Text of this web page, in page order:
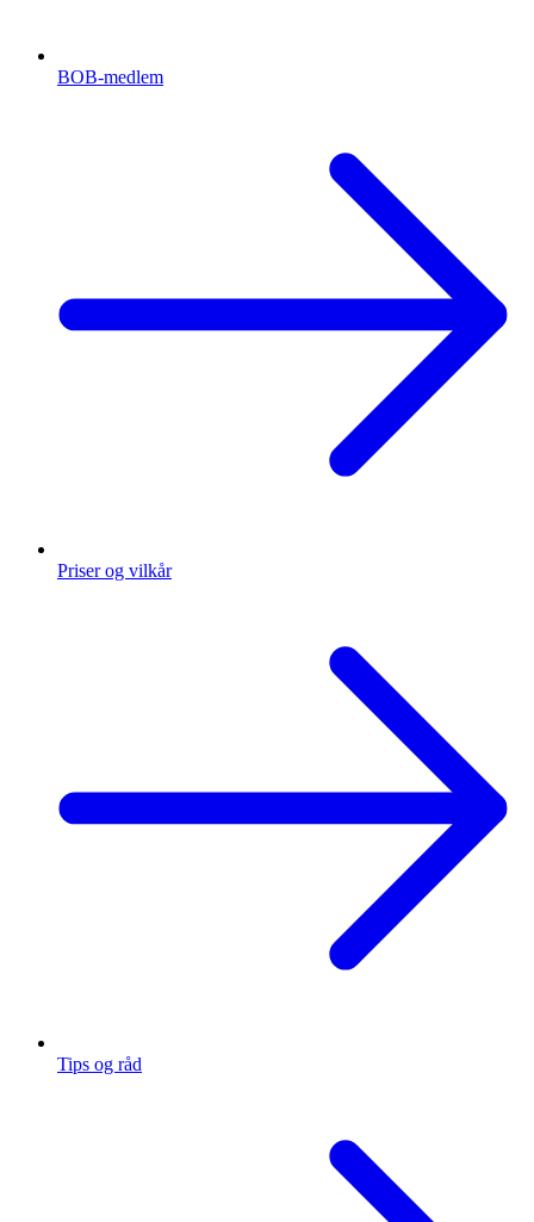
BOB-medlem
Priser og vilkår
Tips og råd